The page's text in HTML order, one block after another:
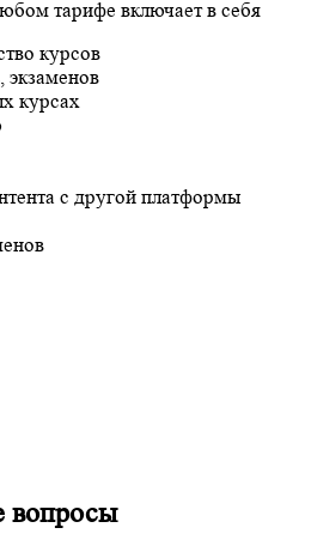
тарифе включает в себя
курсов
экзаменов
курсах
с другой платформы
вопросы